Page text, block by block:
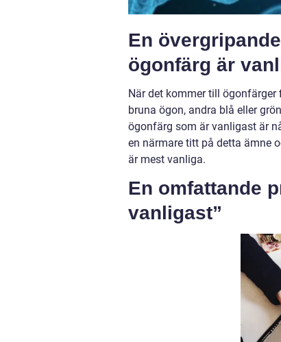
En
ögonfärg är
När det kommer till
bruna ögon, andra blå eller
ögonfärg som är vanligast är
en närmare titt på detta ämne
är mest vanliga.
En omfattande
vanligast”